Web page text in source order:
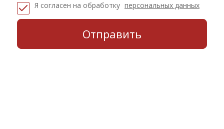
Я согласен на обработку персональных данных